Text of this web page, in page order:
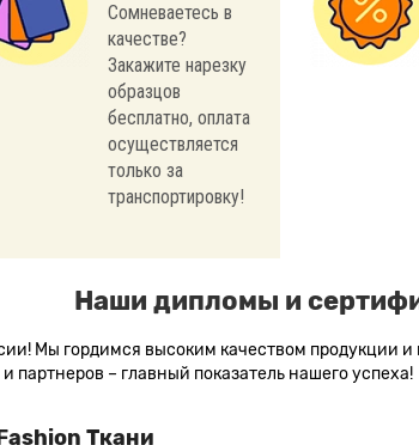
Сомневаетесь в
качестве?
Закажите нарезку
образцов
бесплатно, оплата
осуществляется
только за
транспортировку!
Наши дипломы и
Мы гордимся высоким качеством
– главный показатель нашего успеха!
Ткани